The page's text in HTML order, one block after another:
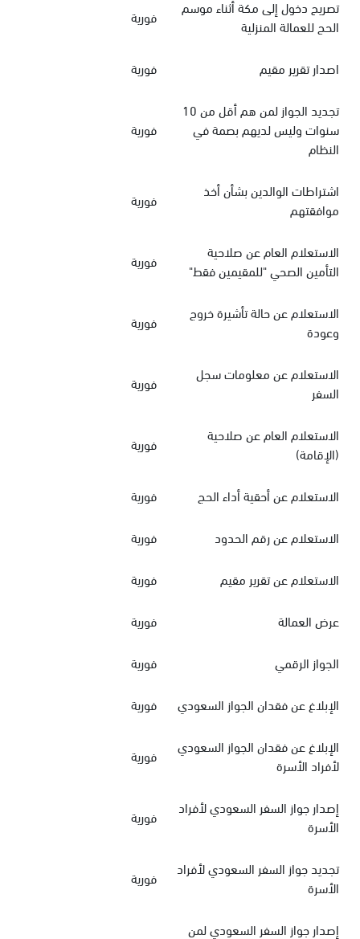
تصريح دخول إلى مكة أثناء موسم
الحج للعمالة المنزلية
فورية
اصدار تقرير مقيم
فورية
تجديد الجواز لمن هم أقل من 10
سنوات وليس لديهم بصمة في
النظام
فورية
اشتراطات الوالدين بشأن أخذ
موافقتهم
فورية
الاستعلام العام عن صلاحية
التأمين الصحي "للمقيمين فقط"
فورية
الاستعلام عن حالة تأشيرة خروج
وعودة
فورية
الاستعلام عن معلومات سجل
السفر
فورية
الاستعلام العام عن صلاحية
(الإقامة)
فورية
الاستعلام عن أحقية أداء الحج
فورية
الاستعلام عن رقم الحدود
فورية
الاستعلام عن تقرير مقيم
فورية
عرض العمالة
فورية
الجواز الرقمي
فورية
الإبلاغ عن فقدان الجواز السعودي
فورية
الإبلاغ عن فقدان الجواز السعودي
لأفراد الأسرة
فورية
‏إصدار جواز السفر السعودي‏‏ لأفراد
الأسرة
فورية
‏تجديد جواز السفر السعودي‏ لأفراد
الأسرة
فورية
إصدار جواز السفر السعودي لمن